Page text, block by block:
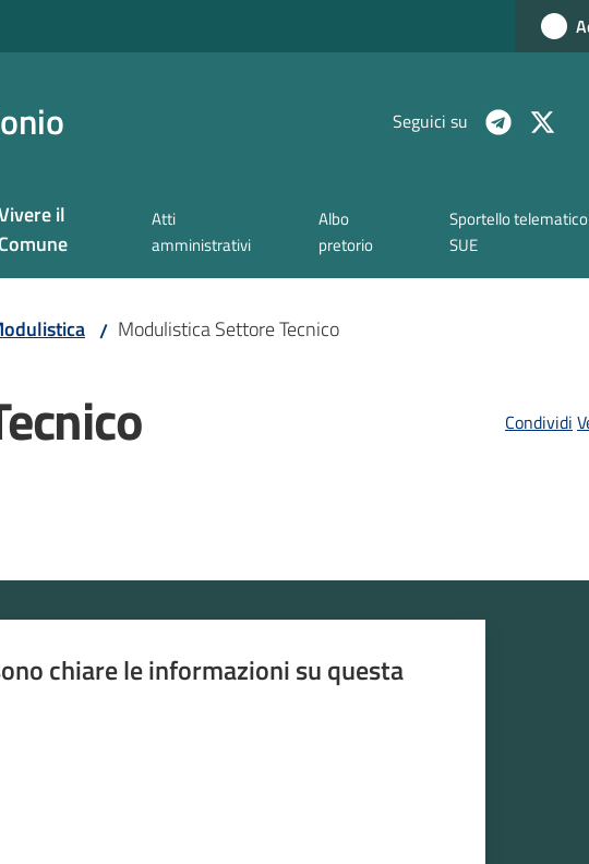
Seguici su
il
Comune
Atti
amministrativi
Albo
pretorio
Sportello telematico
SUE
/ Modulistica Settore Tecnico
Condividi
chiare le informazioni su questa